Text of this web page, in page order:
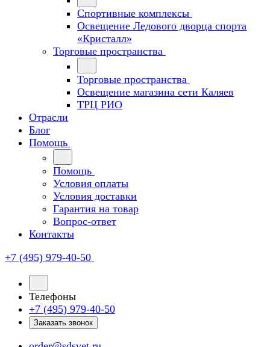
Спортивные комплексы
Освещение Ледового дворца спорта
«Кристалл»
Торговые пространства
Торговые пространства
Освещение магазина сети Каляев
ТРЦ РИО
Отрасли
Блог
Помощь
Помощь
Условия оплаты
Условия доставки
Гарантия на товар
Вопрос-ответ
Контакты
+7 (495) 979-40-50
Телефоны
+7 (495) 979-40-50
Заказать звонок